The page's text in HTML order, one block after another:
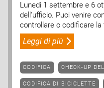
Lunedì 1 settembre e 6
dell'ufficio. Puoi venire
controllare o codificare la
Leggi di più
CODIFICA CHECK-UP
CODIFICA DI BICICLETTE